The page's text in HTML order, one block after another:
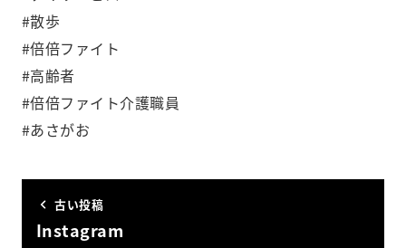
#散歩
#倍倍ファイト
#高齢者
#倍倍ファイト介護職員
#あさがお
古い投稿
Instagram